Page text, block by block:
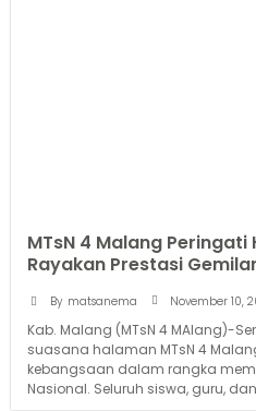
MTsN 4 Malang
Rayakan Prestasi
By matsanema November 10,
Kab. Malang (MTsN 4 MAlang)-
suasana halaman MTsN 4
kebangsaan dalam rangka
Nasional. Seluruh siswa, guru,